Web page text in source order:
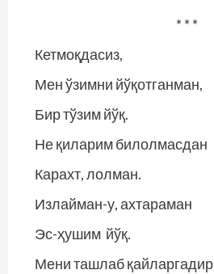
* * *
Кетмоқдасиз,
Мен ўзимни йўқотганман,
Бир тўзим йўқ.
Не қиларим билолмасдан
Карахт, лолман.
Излайман-у, ахтараман
Эс-ҳушим йўқ.
Мени ташлаб қайларгадир